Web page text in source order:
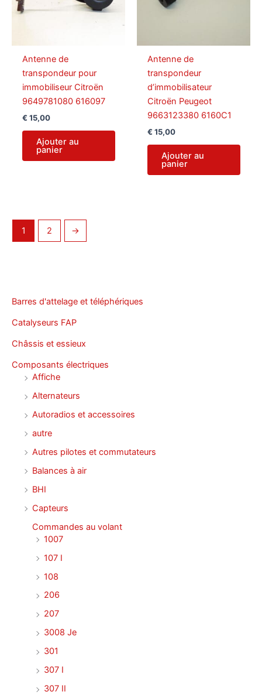
Barres d'attelage et téléphériques
Catalyseurs FAP
Châssis et essieux
Composants électriques
Affiche
Alternateurs
Autoradios et accessoires
autre
Autres pilotes et commutateurs
Balances à air
BHI
Capteurs
Commandes au volant
1007
107 I
108
206
207
3008 Je
301
307 I
307 II
Antenne de
transpondeur pour
immobiliseur Citroën
9649781080 616097
€ 15,00
Ajouter au
panier
Antenne de
transpondeur
d’immobilisateur
Citroën Peugeot
9663123380 6160C1
€ 15,00
Ajouter au
panier
1 2 →